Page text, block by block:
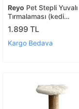
Reyo Pet Stepli
Tırmalaması (kedi
Görünümlü) Beyaz
1.899 TL
Kargo Bedava